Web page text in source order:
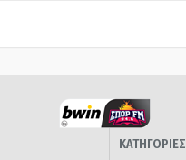
ΚΑΤΗΓΟΡΙΕΣ